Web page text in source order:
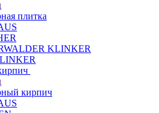
плитка
KLINKER
кирпич